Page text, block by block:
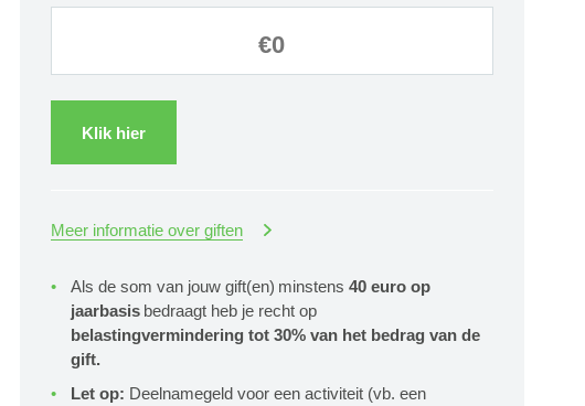
Klik hier
Meer informatie over giften
Als de som van jouw gift(en) minstens40 euro op
jaarbasis bedraagt heb je recht op
belastingvermindering tot 30% van het bedrag van de
gift.
Let op: Deelnamegeld voor een activiteit (vb. een